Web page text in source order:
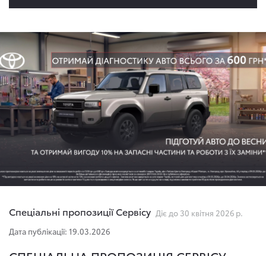
Спеціальні пропозиції Сервісу Діє до 30 квітня 2026 р.
Дата публікації: 19.03.2026